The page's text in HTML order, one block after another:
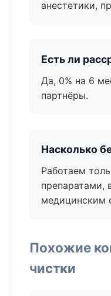
анестетики,
Есть ли
Да, 0% на 6
партнёры.
Насколько
Работаем
препаратами,
медицинским
Похожие
чистки